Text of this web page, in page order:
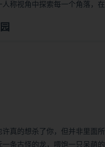
人称视角中探索每一个角落，
许真的想杀了你，但并非里面
一条古怪的龙，喂饱一只呆萌